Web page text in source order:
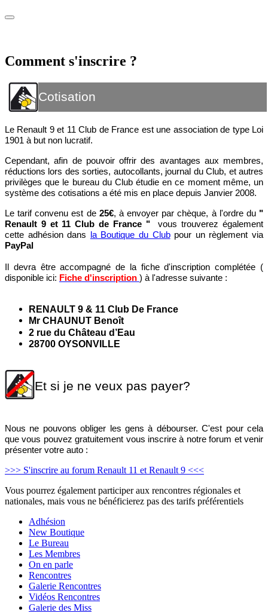
Comment s'inscrire ?
Cotisation
Le Renault 9 et 11 Club de France est une association de type Loi
1901 à but non lucratif.
Cependant, afin de pouvoir offrir des avantages aux membres,
réductions lors des sorties, autocollants, journal du Club, et autres
privilèges que le bureau du Club étudie en ce moment même, un
système des cotisations a été mis en place depuis Janvier 2008.
Le tarif convenu est de 25€, à envoyer par chèque, à l'ordre du "
Renault 9 et 11 Club de France "vous trouverez également
cette adhésion dans
la Boutique du Clubpour un règlement via
PayPal
Il devra être accompagné de la fiche d'inscription complétée (
disponible ici: Fiche d'inscription ) à l'adresse suivante :
RENAULT 9 & 11 Club De France
Mr CHAUNUT Benoît
2 rue du Château d’Eau
28700 OYSONVILLE
Et si je ne veux pas payer?
Nous ne pouvons obliger les gens à débourser. C'est pour cela
que vous pouvezgratuitement vous inscrire à notre forum et venir
présenter votre auto :
>>> S'inscrire au forum Renault 11 et Renault 9 <<<
Vous pourrez également participer aux rencontres régionales et
nationales, mais vous ne bénéficierez pas des tarifs préférentiels
Adhésion
New Boutique
Le Bureau
Les Membres
On en parle
Rencontres
Galerie Rencontres
Vidéos Rencontres
Galerie des Miss